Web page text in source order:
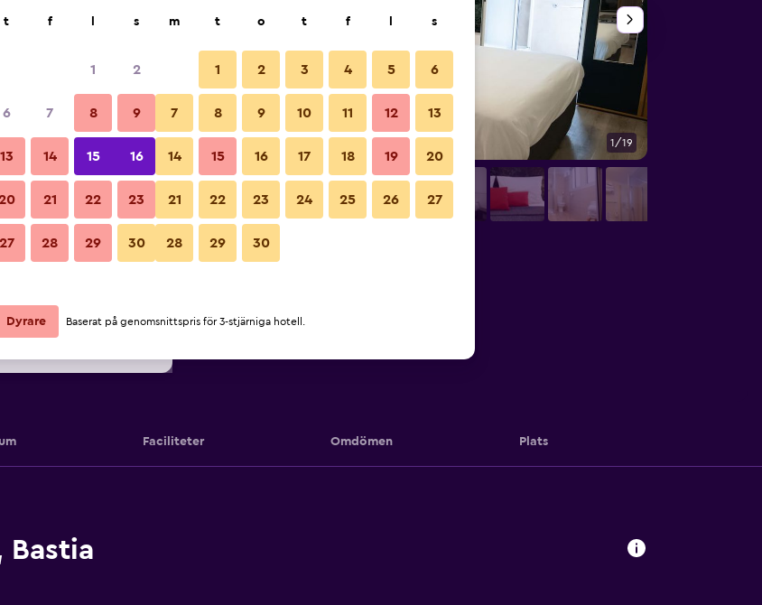
per natt
Per natt
789 kr Visa erbjudande
kr Visa erbjudande
kr
Sovrum 1/19
Bilder från Hotel Napoléon
Faciliteter Omdömen Plats
Bastia
t f s
1 2
6 7 8 9
13 14 15 16
20 21 22 23
27 28 29 30
m t o t f s
1 2 3 4 5 6
7 8 9 10 11 12 13
14 15 16 17 18 19 20
21 22 23 24 25 26 27
28 29 30
Dyrare Baserat på genomsnittspris för 3-stjärniga hotell.